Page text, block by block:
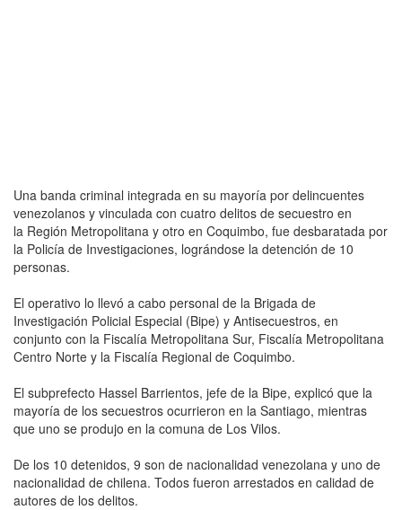
Una banda criminal integrada en su mayoría por delincuentes
venezolanos y vinculada con cuatro delitos de secuestro en
la Región Metropolitana y otro en Coquimbo, fue desbaratada por
la Policía de Investigaciones, lográndose la detención de 10
personas.
El operativo lo llevó a cabo personal de la Brigada de
Investigación Policial Especial (Bipe) y Antisecuestros, en
conjunto con la Fiscalía Metropolitana Sur, Fiscalía Metropolitana
Centro Norte y la Fiscalía Regional de Coquimbo.
El subprefecto Hassel Barrientos, jefe de la Bipe, explicó que la
mayoría de los secuestros ocurrieron en la Santiago, mientras
que uno se produjo en la comuna de Los Vilos.
De los 10 detenidos, 9 son de nacionalidad venezolana y uno de
nacionalidad de chilena. Todos fueron arrestados en calidad de
autores de los delitos.